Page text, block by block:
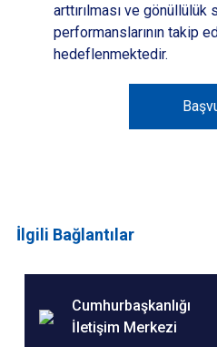
arttırılması ve
performanslarının takip
hedeflenmektedir.
İlgili Bağlantılar
Cumhurbaşkanlığı
İletişim Merkezi